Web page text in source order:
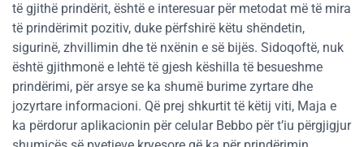
të gjithë prindërit, është e interesuar për metodat më të mira
të prindërimit pozitiv, duke përfshirë këtu shëndetin,
sigurinë, zhvillimin dhe të nxënin e së bijës. Sidoqoftë, nuk
është gjithmonë e lehtë të gjesh këshilla të besueshme
prindërimi, për arsye se ka shumë burime zyrtare dhe
jozyrtare informacioni. Që prej shkurtit të këtij viti, Maja e
ka përdorur aplikacionin për celular Bebbo për t’iu përgjigjur